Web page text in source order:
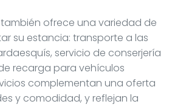
también ofrece una variedad de
su estancia: transporte a las
servicio de conserjería
recarga para vehículos
complementan una oferta
y comodidad, y reflejan la